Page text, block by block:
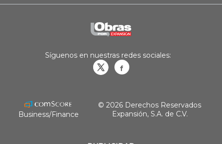
Síguenos en nuestras redes sociales:
Business/Finance
© 2026 Derechos Reservados
Expansión, S.A. de C.V.